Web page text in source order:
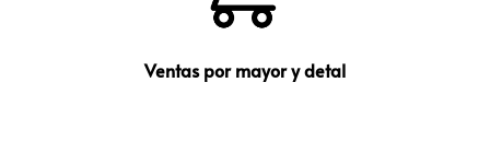
Ventas por mayor y detal